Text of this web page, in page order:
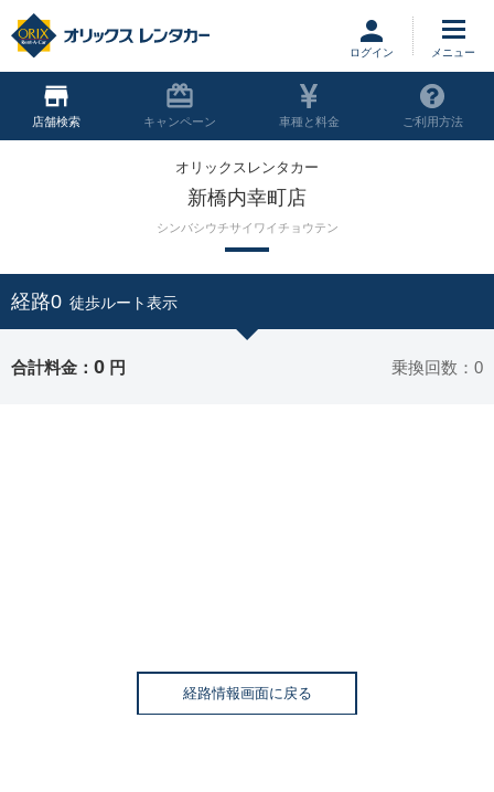
ログイン
店舗 キャンペーン 車種と料金 ご利用方法
オリックスレンタカー
新橋内幸町店
シンバシウチサイワイチョウテン
経路0 徒歩ルート表示
合計料金： 0 円 乗換回数：0
経路情報画面に戻る